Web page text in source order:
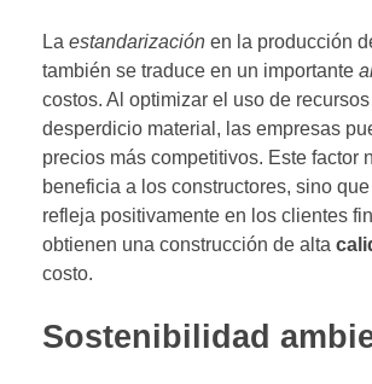
La estandarización en la producción
también se traduce en un importante
costos. Al optimizar el uso de
desperdicio material, las empresas
precios más competitivos. Este factor
beneficia a los constructores, sino
refleja positivamente en los clientes
obtienen una construcción de alta
costo.
Sostenibilidad